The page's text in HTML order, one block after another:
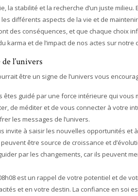
la stabilité et la recherche d’un juste milieu.
différents aspects de la vie et de
des conséquences, et que chaque choix
karma et de l’impact de nos actes sur
l’univers
être un signe de l’univers vous
êtes guidé par une force intérieure qui vous
de méditer et de vous connecter à votre
les messages de l’univers.
invite à saisir les nouvelles opportunités et
être source de croissance et
par les changements, car ils peuvent
est un rappel de votre potentiel et de
et en votre destin. La confiance en soi